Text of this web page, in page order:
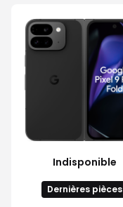
Indisponible
Dernières pièces